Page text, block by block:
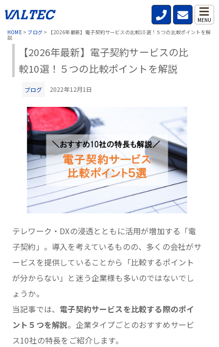
MENU
HOME> ブログ> 【2026年最新】電子契約サービスの比較10選！５つの比較ポイントを解
説
【2026年最新】電子契約サービスの比
較10選！５つの比較ポイントを解説
ブログ 2022年12月1日
テレワーク・DXの浸透とともに活用が増加する「電
子契約」。導入を考えているものの、多くの会社がサ
ービスを提供していることから「比較するポイント
が分からない」と迷う企業様も多いのではないでし
ょうか。
当記事では、 電子契約サービスを比較する際のポイ
ント５つを解説。企業タイプごとのおすすめサービ
ス10社の特長をご紹介します。